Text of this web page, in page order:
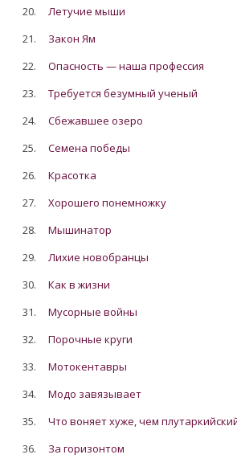
20.
Летучие мыши
21.
Закон Ям
22.
Опасность — наша профессия
23.
Требуется безумный ученый
24.
Сбежавшее озеро
25.
Семена победы
26.
Красотка
27.
Хорошего понемножку
28.
Мышинатор
29.
Лихие новобранцы
30.
Как в жизни
31.
Мусорные войны
32.
Порочные круги
33.
Мотокентавры
34.
Модо завязывает
35.
Что воняет хуже, чем
36.
За горизонтом